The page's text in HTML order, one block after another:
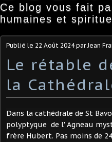
Ce blog vous fait
humaines et
Publié le 22 Août 2024par Jean
Le rétable
la
Dans la cathédrale de St
polyptyque de l' Agneau
frère Hubert. Pas moins de